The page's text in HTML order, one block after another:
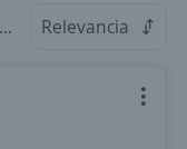
Relevancia